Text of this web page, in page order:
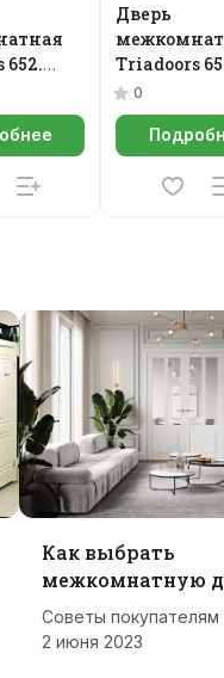
652.
Дверь
Triadoors
Future
0
Как выбрать
межкомнатную
Советы покупателям
2 июня 2023